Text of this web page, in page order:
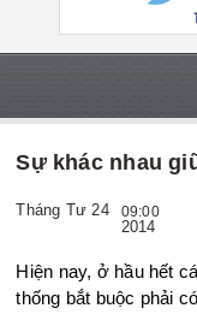
Sự khác nhau
Tháng Tư 24 09:00
2014
Hiện nay, ở hầu hết các nước phát triển, ABS và EBD là hệ
thống bắt buộc phải